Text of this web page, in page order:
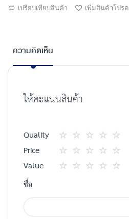
เปรียบเทียบสินค้า เพิ่มสินค้าโปรด
ความคิดเห็น
ให้คะแนนสินค้า
Quality
1
star
2
ดาว
3
ดาว
4
ดาว
5
ดาว
Price
1
2
3
4
5
Value
ชื่อ